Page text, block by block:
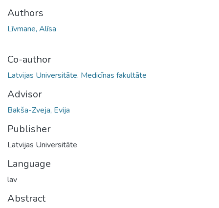
Authors
Līvmane, Alīsa
Co-author
Latvijas Universitāte. Medicīnas fakultāte
Advisor
Bakša-Zveja, Evija
Publisher
Latvijas Universitāte
Language
lav
Abstract